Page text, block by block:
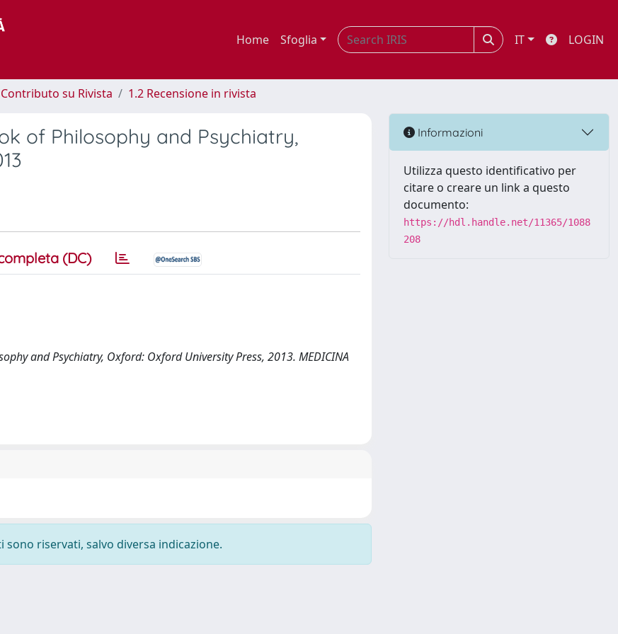
Home Sfoglia IT LOGIN
su Rivista 1.2 Recensione in rivista
of Philosophy and Psychiatry,
(DC)
and Psychiatry, Oxford: Oxford University Press, 2013. MEDICINA
riservati, salvo diversa indicazione.
Informazioni
Utilizza questo identificativo per
citare o creare un link a questo
documento:
https://hdl.handle.net/11365/1088
208